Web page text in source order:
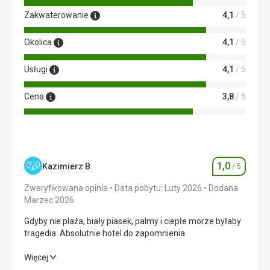
Zakwaterowanie 4,1 / 5
Okolica 4,1 / 5
Usługi 4,1 / 5
Cena 3,8 / 5
Kazimierz B. Ocena
1,0 / 5
Zweryfikowana opinia Data pobytu: Luty 2026
Dodana
Marzec 2026
Gdyby nie plaża, biały piasek, palmy i ciepłe morze byłaby
tragedia. Absolutnie hotel do zapomnienia.
Gdyby nie plaża, biały piasek, palmy i ciepłe morze byłaby
Więcej